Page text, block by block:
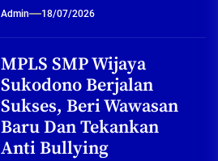
Admin 18/07/2026
MPLS SMP Wijaya
Sukodono Berjalan
Sukses, Beri Wawasan
Baru Dan Tekankan
Anti Bullying